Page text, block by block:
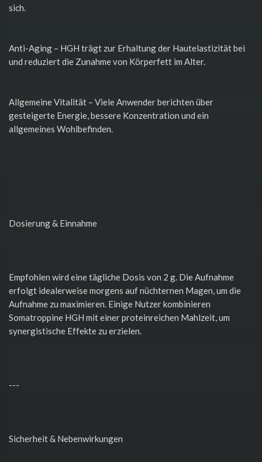
sich.
Anti-Aging – HGH trägt zur Erhaltung der Hautelastizität bei
und reduziert die Zunahme von Körperfett im Alter.
Allgemeine Vitalität – Viele Anwender berichten über
gesteigerte Energie, bessere Konzentration und ein
allgemeines Wohlbefinden.
Dosierung & Einnahme
Empfohlen wird eine tägliche Dosis von 2 g. Die Aufnahme
erfolgt idealerweise morgens auf nüchternen Magen, um die
Aufnahme zu maximieren. Einige Nutzer kombinieren
Somatroppine HGH mit einer proteinreichen Mahlzeit, um
synergistische Effekte zu erzielen.
---
Sicherheit & Nebenwirkungen